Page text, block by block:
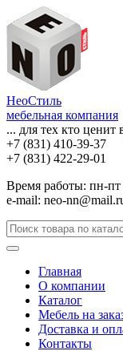
НеоСтиль
мебельная компания
... для тех кто ценит
+7 (831) 410-39-37
+7 (831) 422-29-01
Время работы: пн-пт
e-mail: neo-
Главная
О компании
Каталог
Мебель на
Доставка и
Контакты